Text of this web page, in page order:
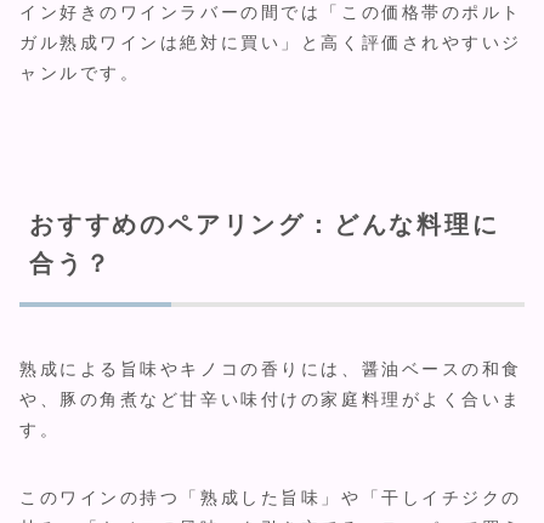
イン好きのワインラバーの間では「この価格帯のポルト
ガル熟成ワインは絶対に買い」と高く評価されやすいジ
ャンルです。
おすすめのペアリング：どんな料理に
合う？
熟成による旨味やキノコの香りには、醤油ベースの和食
や、豚の角煮など甘辛い味付けの家庭料理がよく合いま
す。
このワインの持つ「熟成した旨味」や「干しイチジクの